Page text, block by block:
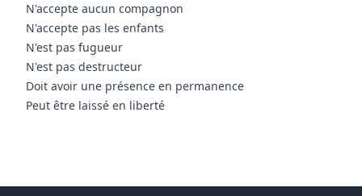
N'accepte aucun compagnon
N'accepte pas les enfants
N'est pas fugueur
N'est pas destructeur
Doit avoir une présence en permanence
Peut être laissé en liberté